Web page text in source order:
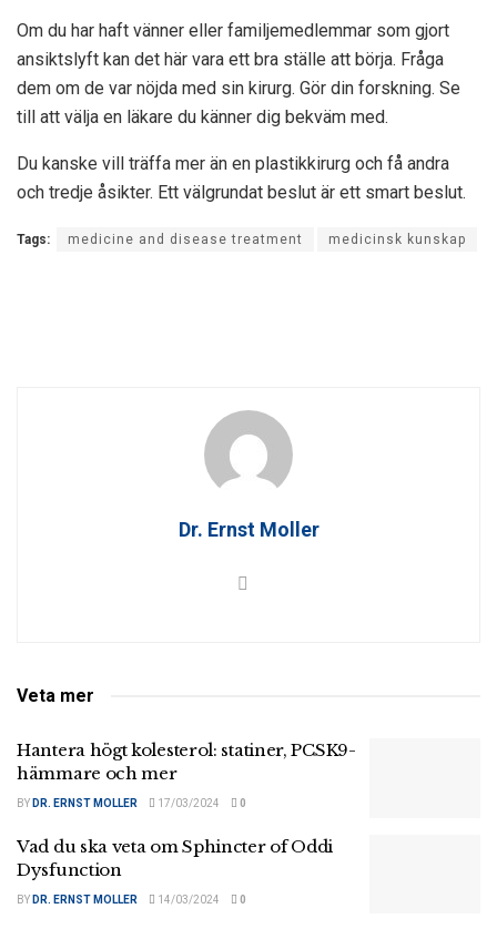
Om du har haft vänner eller familjemedlemmar som gjort
ansiktslyft kan det här vara ett bra ställe att börja. Fråga
dem om de var nöjda med sin kirurg. Gör din forskning. Se
till att välja en läkare du känner dig bekväm med.
Du kanske vill träffa mer än en plastikkirurg och få andra
och tredje åsikter. Ett välgrundat beslut är ett smart beslut.
Tags: medicine and disease treatment medicinsk kunskap
Dr. Ernst Moller
Veta mer
Hantera högt kolesterol: statiner, PCSK9-
hämmare och mer
BY DR. ERNST MOLLER 17/03/2024 0
Vad du ska veta om Sphincter of Oddi
Dysfunction
BY DR. ERNST MOLLER 14/03/2024 0